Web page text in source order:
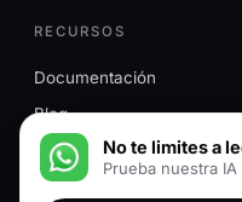
RECURSOS
Documentación
Blog
No te limites a
Prueba nuestra